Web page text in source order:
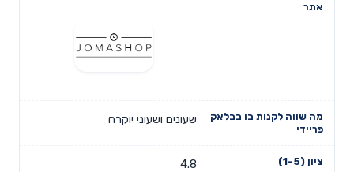
שעונים ושעוני יוקרה
4.8